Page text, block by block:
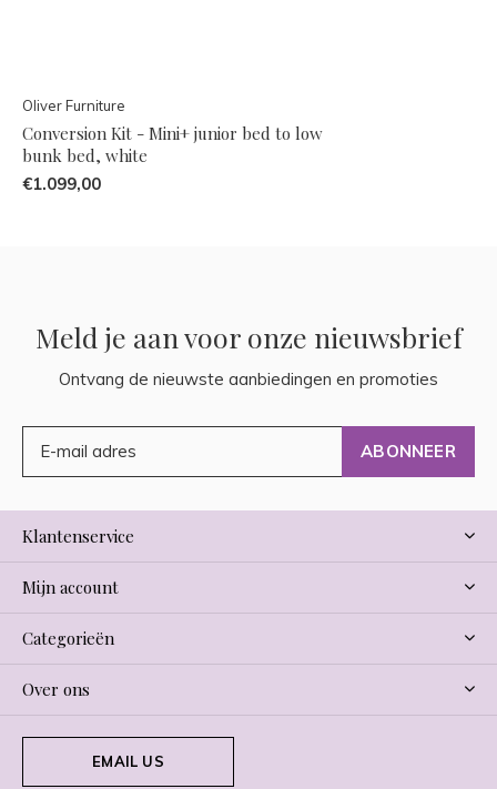
Oliver Furniture
Conversion Kit - Mini+ junior bed to low
bunk bed, white
€1.099,00
Meld je aan voor onze nieuwsbrief
Ontvang de nieuwste aanbiedingen en promoties
ABONNEER
Klantenservice
Mijn account
Categorieën
Over ons
EMAIL US